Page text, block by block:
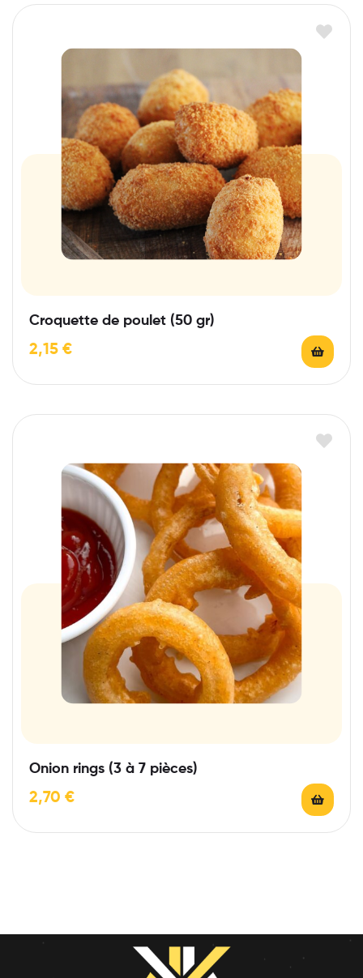
Croquette de poulet (50 gr)
2,15 €
Onion rings (3 à 7 pièces)
2,70 €